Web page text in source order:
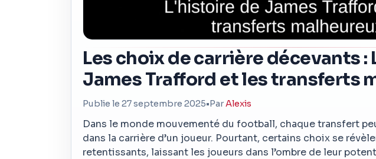
Les choix de carrière décevants :
James Trafford et les transferts
Publie le 27 septembre 2025•ParAlexis
Dans le monde mouvementé du football, chaque transfert
dans la carrière d’un joueur. Pourtant, certains choix se
retentissants, laissant les joueurs dans l’ombre de leur